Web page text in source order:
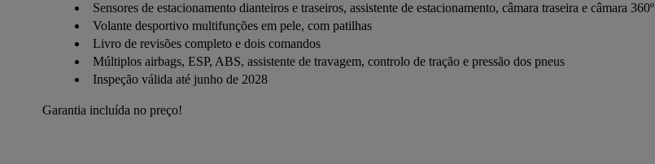
Sensores de estacionamento dianteiros e traseiros, assistente de estacionamento, câmara traseira e câmara 360º
Volante desportivo multifunções em pele, com patilhas
Livro de revisões completo e dois comandos
Múltiplos airbags, ESP, ABS, assistente de travagem, controlo de tração e pressão dos pneus
Inspeção válida até junho de 2028
Garantia incluída no preço!